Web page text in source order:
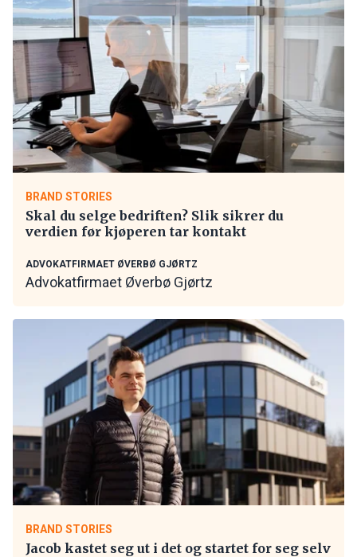
BRAND STORIES
Skal du selge bedriften? Slik sikrer du
verdien før kjøperen tar kontakt
ADVOKATFIRMAET ØVERBØ GJØRTZ
Advokatfirmaet Øverbø Gjørtz
BRAND STORIES
Jacob kastet seg ut i det og startet for seg selv